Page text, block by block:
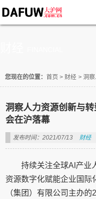
您现在的位置： 首页 > 财经 > 洞
洞察人力资源创新与
会在沪落幕
发布时间：2021/07/13 财经
持续关注全球AI产业
资源数字化赋能企业国际
（集团）有限公司主办